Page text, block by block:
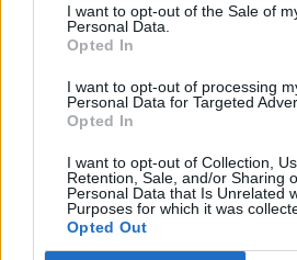
I want to opt-out of the Sale of
Personal Data.
Opted In
I want to opt-out of processing
Personal Data for Targeted
Opted In
I want to opt-out of Collection,
Retention, Sale, and/or Sharing
Personal Data that Is Unrelated
Purposes for which it was
Opted Out
ΣΧΕΤΙΚΆ ΆΡΘΡΑ